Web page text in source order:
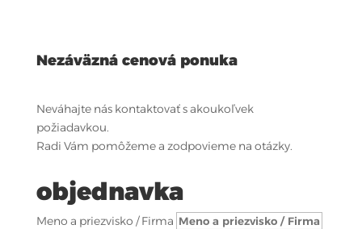
Nezáväzná cenová ponuka
Neváhajte nás kontaktovať s akoukoľvek
požiadavkou.
Radi Vám pomôžeme a zodpovieme na otázky.
objednavka
Meno a priezvisko / Firma